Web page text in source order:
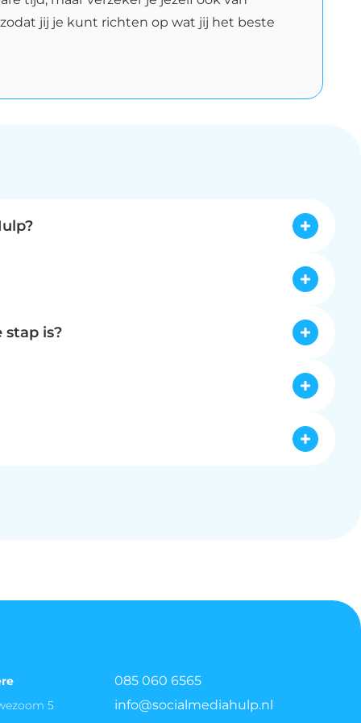
jij je kunt richten op wat jij het beste
campagnes op platforms zoals Google en Meta
zij van bewezen strategieën en een
we aan uw merk via display- en social media
te trekken. Ook stimuleren we directe
stap is?
en de gewenste meetbare resultaten. Het is
Wij bieden u een eigen Online
Adverteren is een krachtig middel om
of u een nieuw product of dienst snel onder de
is. Ook bij een seizoensgebonden aanbod
specifieke kenmerken, bieden platforms met
5
085 060 6565
info@socialmediahulp.nl